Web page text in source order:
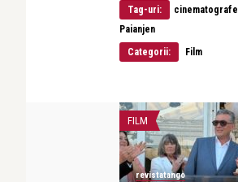
Tag-uri: cinematografe
Paianjen
Categorii:
Film
FILM
revistatango